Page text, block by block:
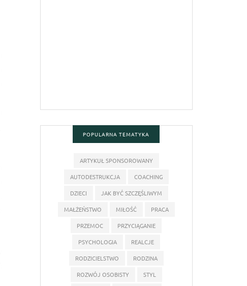
POPULARNA TEMATYKA
ARTYKUŁ SPONSOROWANY
AUTODESTRUKCJA
COACHING
DZIECI
JAK BYĆ SZCZĘŚLIWYM
MAŁŻEŃSTWO
MIŁOŚĆ
PRACA
PRZEMOC
PRZYCIĄGANIE
PSYCHOLOGIA
REALCJE
RODZICIELSTWO
RODZINA
ROZWÓJ OSOBISTY
STYL